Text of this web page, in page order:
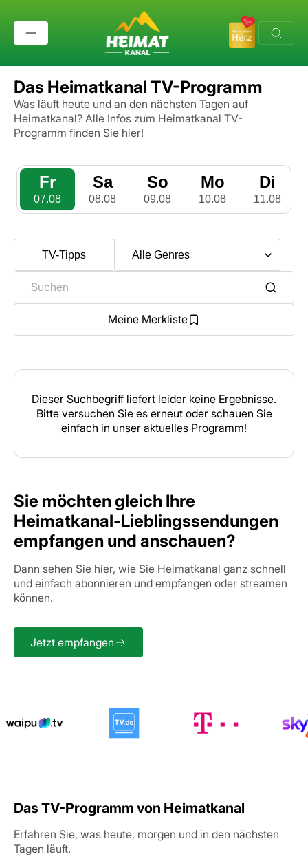
Das Heimatkanal TV-Programm
Was läuft heute und an den nächsten Tagen auf
Heimatkanal? Alle Infos zum Heimatkanal TV-
Programm finden Sie hier!
Fr
07.08
Sa
08.08
So
09.08
Mo
10.08
Di
11.08
TV-Tipps
Meine Merkliste
Dieser Suchbegriff liefert leider keine Ergebnisse.
Bitte versuchen Sie es erneut oder schauen Sie
einfach in unser aktuelles Programm!
Sie möchten gleich Ihre
Heimatkanal-Lieblingssendungen
empfangen und anschauen?
Dann sehen Sie hier, wie Sie Heimatkanal ganz schnell
und einfach abonnieren und empfangen oder streamen
können.
Jetzt empfangen
Das TV-Programm von Heimatkanal
Erfahren Sie, was heute, morgen und in den nächsten
Tagen läuft.